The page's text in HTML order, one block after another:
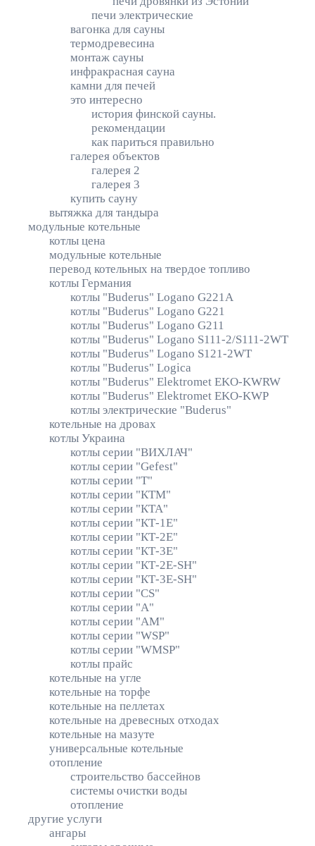
печи электрические
вагонка для сауны
термодревесина
монтаж сауны
инфракрасная сауна
камни для печей
это интересно
история финской сауны.
рекомендации
как париться правильно
галерея объектов
галерея 2
галерея 3
купить сауну
вытяжка для тандыра
модульные котельные
котлы цена
модульные котельные
перевод котельных на твердое топливо
котлы Германия
котлы "Buderus" Logano G221A
котлы "Buderus" Logano G221
котлы "Buderus" Logano G211
котлы "Buderus" Logano S111-2/S111-2WT
котлы "Buderus" Logano S121-2WT
котлы "Buderus" Logica
котлы "Buderus" Elektromet EKO-KWRW
котлы "Buderus" Elektromet EKO-KWP
котлы электрические "Buderus"
котельные на дровах
котлы Украина
котлы серии "ВИХЛАЧ"
котлы серии "Gefest"
котлы серии "Т"
котлы серии "КТМ"
котлы серии "КТА"
котлы серии "КТ-1Е"
котлы серии "КТ-2Е"
котлы серии "КТ-3Е"
котлы серии "КТ-2Е-SH"
котлы серии "КТ-3Е-SH"
котлы серии "CS"
котлы серии "А"
котлы серии "АМ"
котлы серии "WSP"
котлы серии "WMSP"
котлы прайс
котельные на угле
котельные на торфе
котельные на пеллетах
котельные на древесных отходах
котельные на мазуте
универсальные котельные
отопление
строительство бассейнов
системы очистки воды
отопление
другие услуги
ангары